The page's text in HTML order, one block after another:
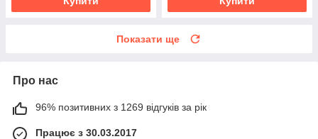
Показати ще
Про нас
96% позитивних з 1269 відгуків за рік
Працює з 30.03.2017